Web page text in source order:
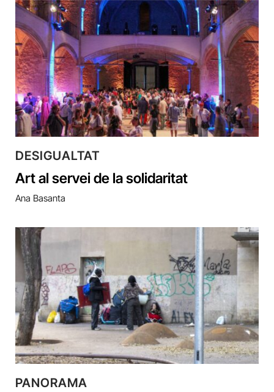
DESIGUALTAT
Art al servei de la solidaritat
Ana Basanta
PANORAMA